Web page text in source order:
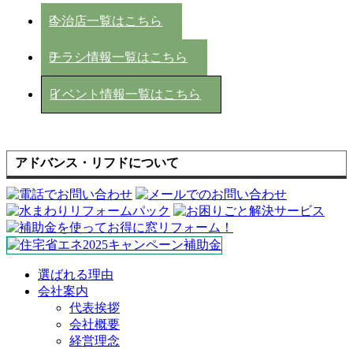
今治店一覧はこちら
チラシ情報一覧はこちら
イベント情報一覧はこちら
アドバンス・リフドについて
選ばれる理由
会社案内
代表挨拶
会社概要
経営理念